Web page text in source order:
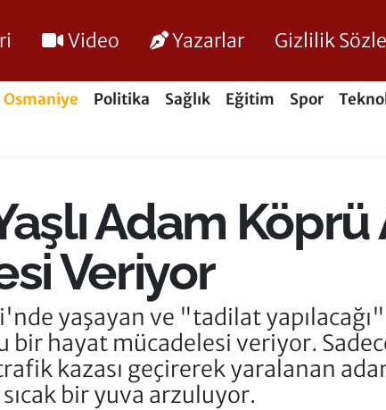
Video Yazarlar Gizlilik
Osmaniye Politika Sağlık Eğitim Spor
Adam
Veriyor
yaşayan ve "tadilat
bir hayat mücadelesi veriyor.
kazası geçirerek yaralanan
bir yuva arzuluyor.